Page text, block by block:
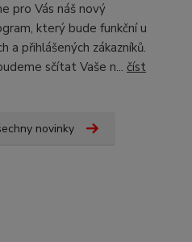
pro Vás náš nový
který bude funkční u
a přihlášených zákazníků.
sčítat Vaše n... číst
novinky